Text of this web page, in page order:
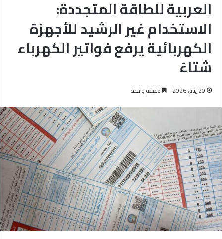
العربية للطاقة المتجددة:
الاستخدام غير الرشيد للأجهزة
الكهربائية يرفع فواتير الكهرباء
شتاءً
20 يناير، 2026 دقيقة واحدة